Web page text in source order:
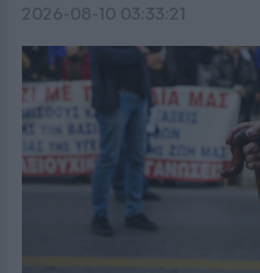
2026-08-10 03:33:21